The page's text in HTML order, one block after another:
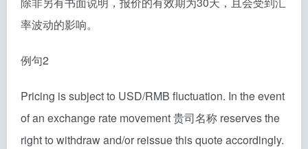
率波动的影响。
例句2
Pricing is subject to USD/RMB fluctuation. In the event
of an exchange rate movement 贵司名称 reserves the
right to withdraw and/or reissue this quote accordingly.